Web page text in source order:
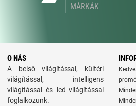
MÁRKÁK
O NÁS
A belső világítással, kültéri
világítással, intelligens
világítással és led világítással
foglalkozunk.